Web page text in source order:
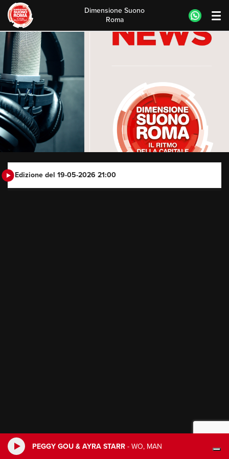
PEGGY GOU & AYRA STARR - WO, MAN
Skip
to
content
Dimensione Suono
Roma
Edizione del 19-05-2026 21:00